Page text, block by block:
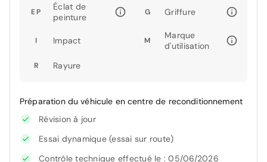
EP
Éclat de
peinture
G Griffure
I Impact M
Marque
d'utilisation
R Rayure
Préparation du véhicule en centre de reconditionnement
Révision à jour
Essai dynamique (essai sur route)
Contrôle technique effectué le : 05/06/2026